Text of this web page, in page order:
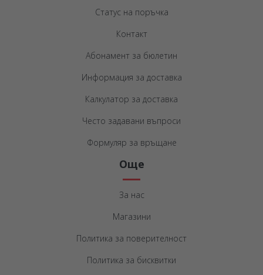
Статус на поръчка
Контакт
Абонамент за бюлетин
Информация за доставка
Калкулатор за доставка
Често задавани въпроси
Формуляр за връщане
Още
За нас
Магазини
Политика за поверителност
Политика за бисквитки